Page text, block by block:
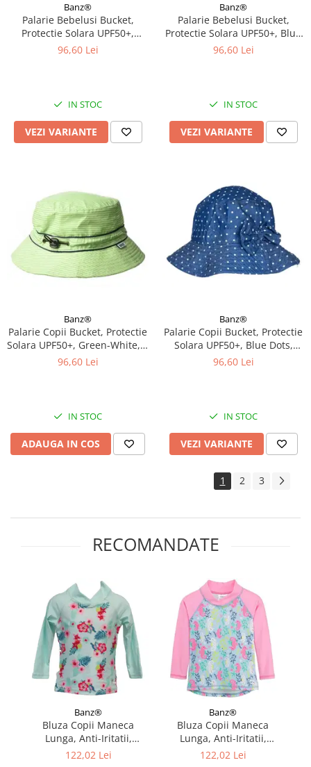
Banz®
Palarie Bebelusi Bucket,
Protectie Solara UPF50+,
Orange, Diverse marimi
96,60 Lei
IN STOC
VEZI VARIANTE
Banz®
Palarie Bebelusi Bucket,
Protectie Solara UPF50+, Blue
Orange Stripe, Diverse marimi
96,60 Lei
IN STOC
VEZI VARIANTE
Banz®
Palarie Copii Bucket, Protectie
Solara UPF50+, Green-White, 2
- 4 ani
96,60 Lei
IN STOC
ADAUGA IN COS
Banz®
Palarie Copii Bucket, Protectie
Solara UPF50+, Blue Dots,
Diverse marimi
96,60 Lei
IN STOC
VEZI VARIANTE
1 2 3
RECOMANDATE
Banz®
Bluza Copii Maneca
Lunga, Anti-Iritatii,
Protectie Soare UPF50+,
122,02 Lei
Banz®
Bluza Copii Maneca
Lunga, Anti-Iritatii,
Protectie Soare UPF50+,
122,02 Lei